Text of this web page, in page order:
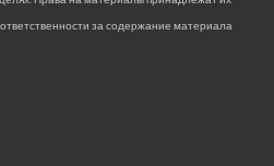
за содержание материала